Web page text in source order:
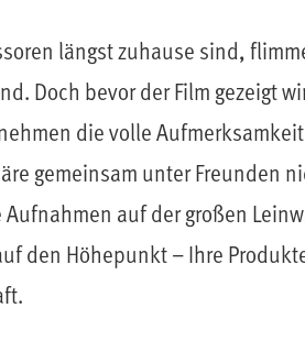
längst zuhause sind,
Doch bevor der Film gezeigt
die volle
gemeinsam unter Freunden
auf der großen
den Höhepunkt – Ihre